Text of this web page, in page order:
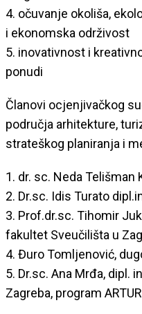
4. očuvanje okoliša,
i ekonomska održivost
5. inovativnost i
ponudi
Članovi ocjenjivačkog
područja arhitekture,
strateškog planiranja i
1. dr. sc. Neda
2. Dr.sc. Idis Turato
3. Prof.dr.sc. Tihomir
fakultet Sveučilišta u
4. Đuro Tomljenović,
5. Dr.sc. Ana Mrđa, dipl.
Zagreba, program ARTUR